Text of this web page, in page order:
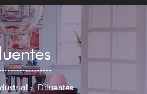
Diluentes